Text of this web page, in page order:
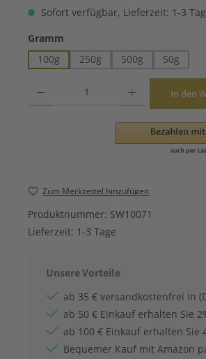
Sofort verfügbar, Lieferzeit: 1-3
Gramm
100g
250g 500g 50g
In den
Zum Merkzettel hinzufügen
Produktnummer: SW10071
Lieferzeit: 1-3 Tage
Unsere Vorteile
ab 35 € versandkostenfrei in
ab 50 € Einkauf erhalten Sie
ab 100 € Einkauf erhalten Sie
Bequemer Kauf mit Amazon